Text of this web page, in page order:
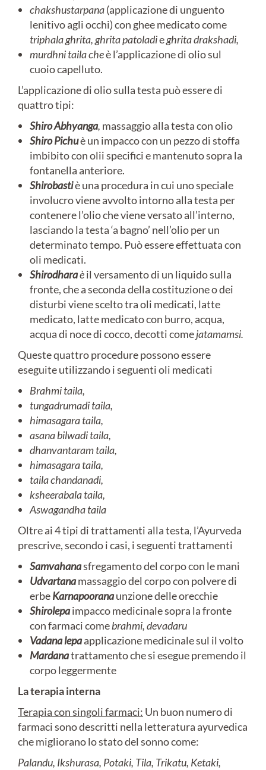
chakshustarpana(applicazione di unguento
lenitivo agli occhi) con ghee medicato come
triphala ghrita,ghrita patoladieghrita drakshadi,
murdhni taila cheè l’applicazione di olio sul
cuoio capelluto.
L’applicazione di olio sulla testa può essere di
quattro tipi:
Shiro Abhyanga, massaggio alla testa con olio
Shiro Pichuè un impacco con un pezzo di stoffa
imbibito con olii specifici e mantenuto sopra la
fontanella anteriore.
Shirobastiè una procedura in cui uno speciale
involucro viene avvolto intorno alla testa per
contenere l’olio che viene versato all’interno,
lasciando la testa ‘a bagno’ nell’olio per un
determinato tempo. Può essere effettuata con
oli medicati.
Shirodharaèil versamento di un liquido sulla
fronte, che a seconda della costituzione o dei
disturbi viene scelto tra oli medicati, latte
medicato, latte medicato con burro, acqua,
acqua di noce di cocco, decotti comejatamamsi.
Queste quattro procedure possono essere
eseguite utilizzando i seguenti oli medicati
Brahmi taila,
tungadrumadi taila,
himasagara taila,
asana bilwadi taila,
dhanvantaram taila,
himasagara taila,
taila chandanadi,
ksheerabala taila,
Aswagandha taila
Oltre ai 4 tipi di trattamenti alla testa, l’Ayurveda
prescrive, secondo i casi, i seguenti trattamenti
Samvahanasfregamento del corpo con le mani
Udvartanamassaggio del corpo con polvere di
erbeKarnapooranaunzione delle orecchie
Shirolepaimpacco medicinale sopra la fronte
con farmaci comebrahmi,devadaru
Vadana lepaapplicazione medicinale sul il volto
Mardanatrattamento che si esegue premendo il
corpo leggermente
La terapia interna
Terapia con singoli farmaci: Un buon numero di
farmaci sono descritti nella letteratura ayurvedica
che migliorano lo stato del sonno come:
Palandu, Ikshurasa, Potaki, Tila, Trikatu, Ketaki,